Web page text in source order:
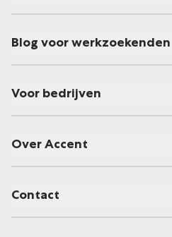
Blog voor werkzoekenden
Voor bedrijven
Over Accent
Contact